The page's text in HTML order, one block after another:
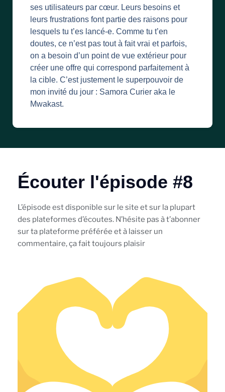
ses utilisateurs par cœur. Leurs besoins et
leurs frustrations font partie des raisons pour
lesquels tu t’es lancé-e. Comme tu t’en
doutes, ce n’est pas tout à fait vrai et parfois,
on a besoin d’un point de vue extérieur pour
créer une offre qui correspond parfaitement à
la cible. C’est justement le superpouvoir de
mon invité du jour : Samora Curier aka le
Mwakast.
Écouter l'épisode #8
L’épisode est disponible sur le site et sur la plupart
des plateformes d’écoutes. N’hésite pas à t’abonner
sur ta plateforme préférée et à laisser un
commentaire, ça fait toujours plaisir